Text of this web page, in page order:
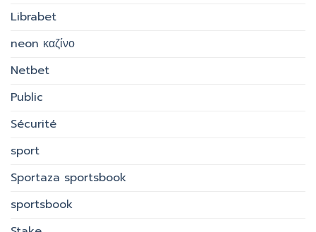
Librabet
neon καζίνο
Netbet
Public
Sécurité
sport
Sportaza sportsbook
sportsbook